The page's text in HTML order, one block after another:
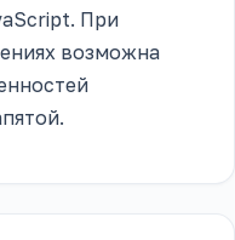
При
возможна